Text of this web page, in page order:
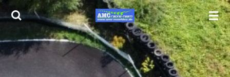
Zum
Hauptinhalt
springen